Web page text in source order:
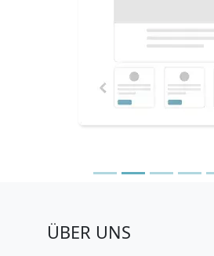
ÜBER UNS